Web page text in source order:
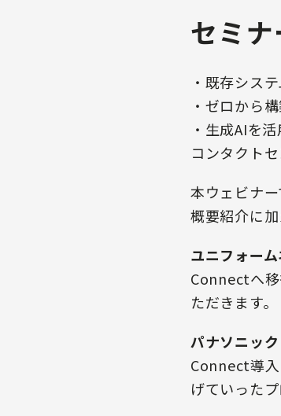
セミ
・既存シス
・ゼロから
・生成AIを
コンタクト
本ウェビナ
概要紹介に
ユニフォー
Connectへ
ただきます。
パナソニッ
Connect導
げていった